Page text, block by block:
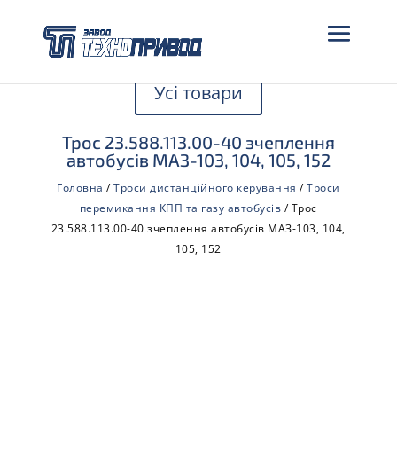
Усі товари
Трос 23.588.113.00-40 зчеплення
автобусів МАЗ-103, 104, 105, 152
Головна /Троси дистанційного керування /Троси
перемикання КПП та газу автобусів / Трос
23.588.113.00-40 зчеплення автобусів МАЗ-103, 104,
105, 152